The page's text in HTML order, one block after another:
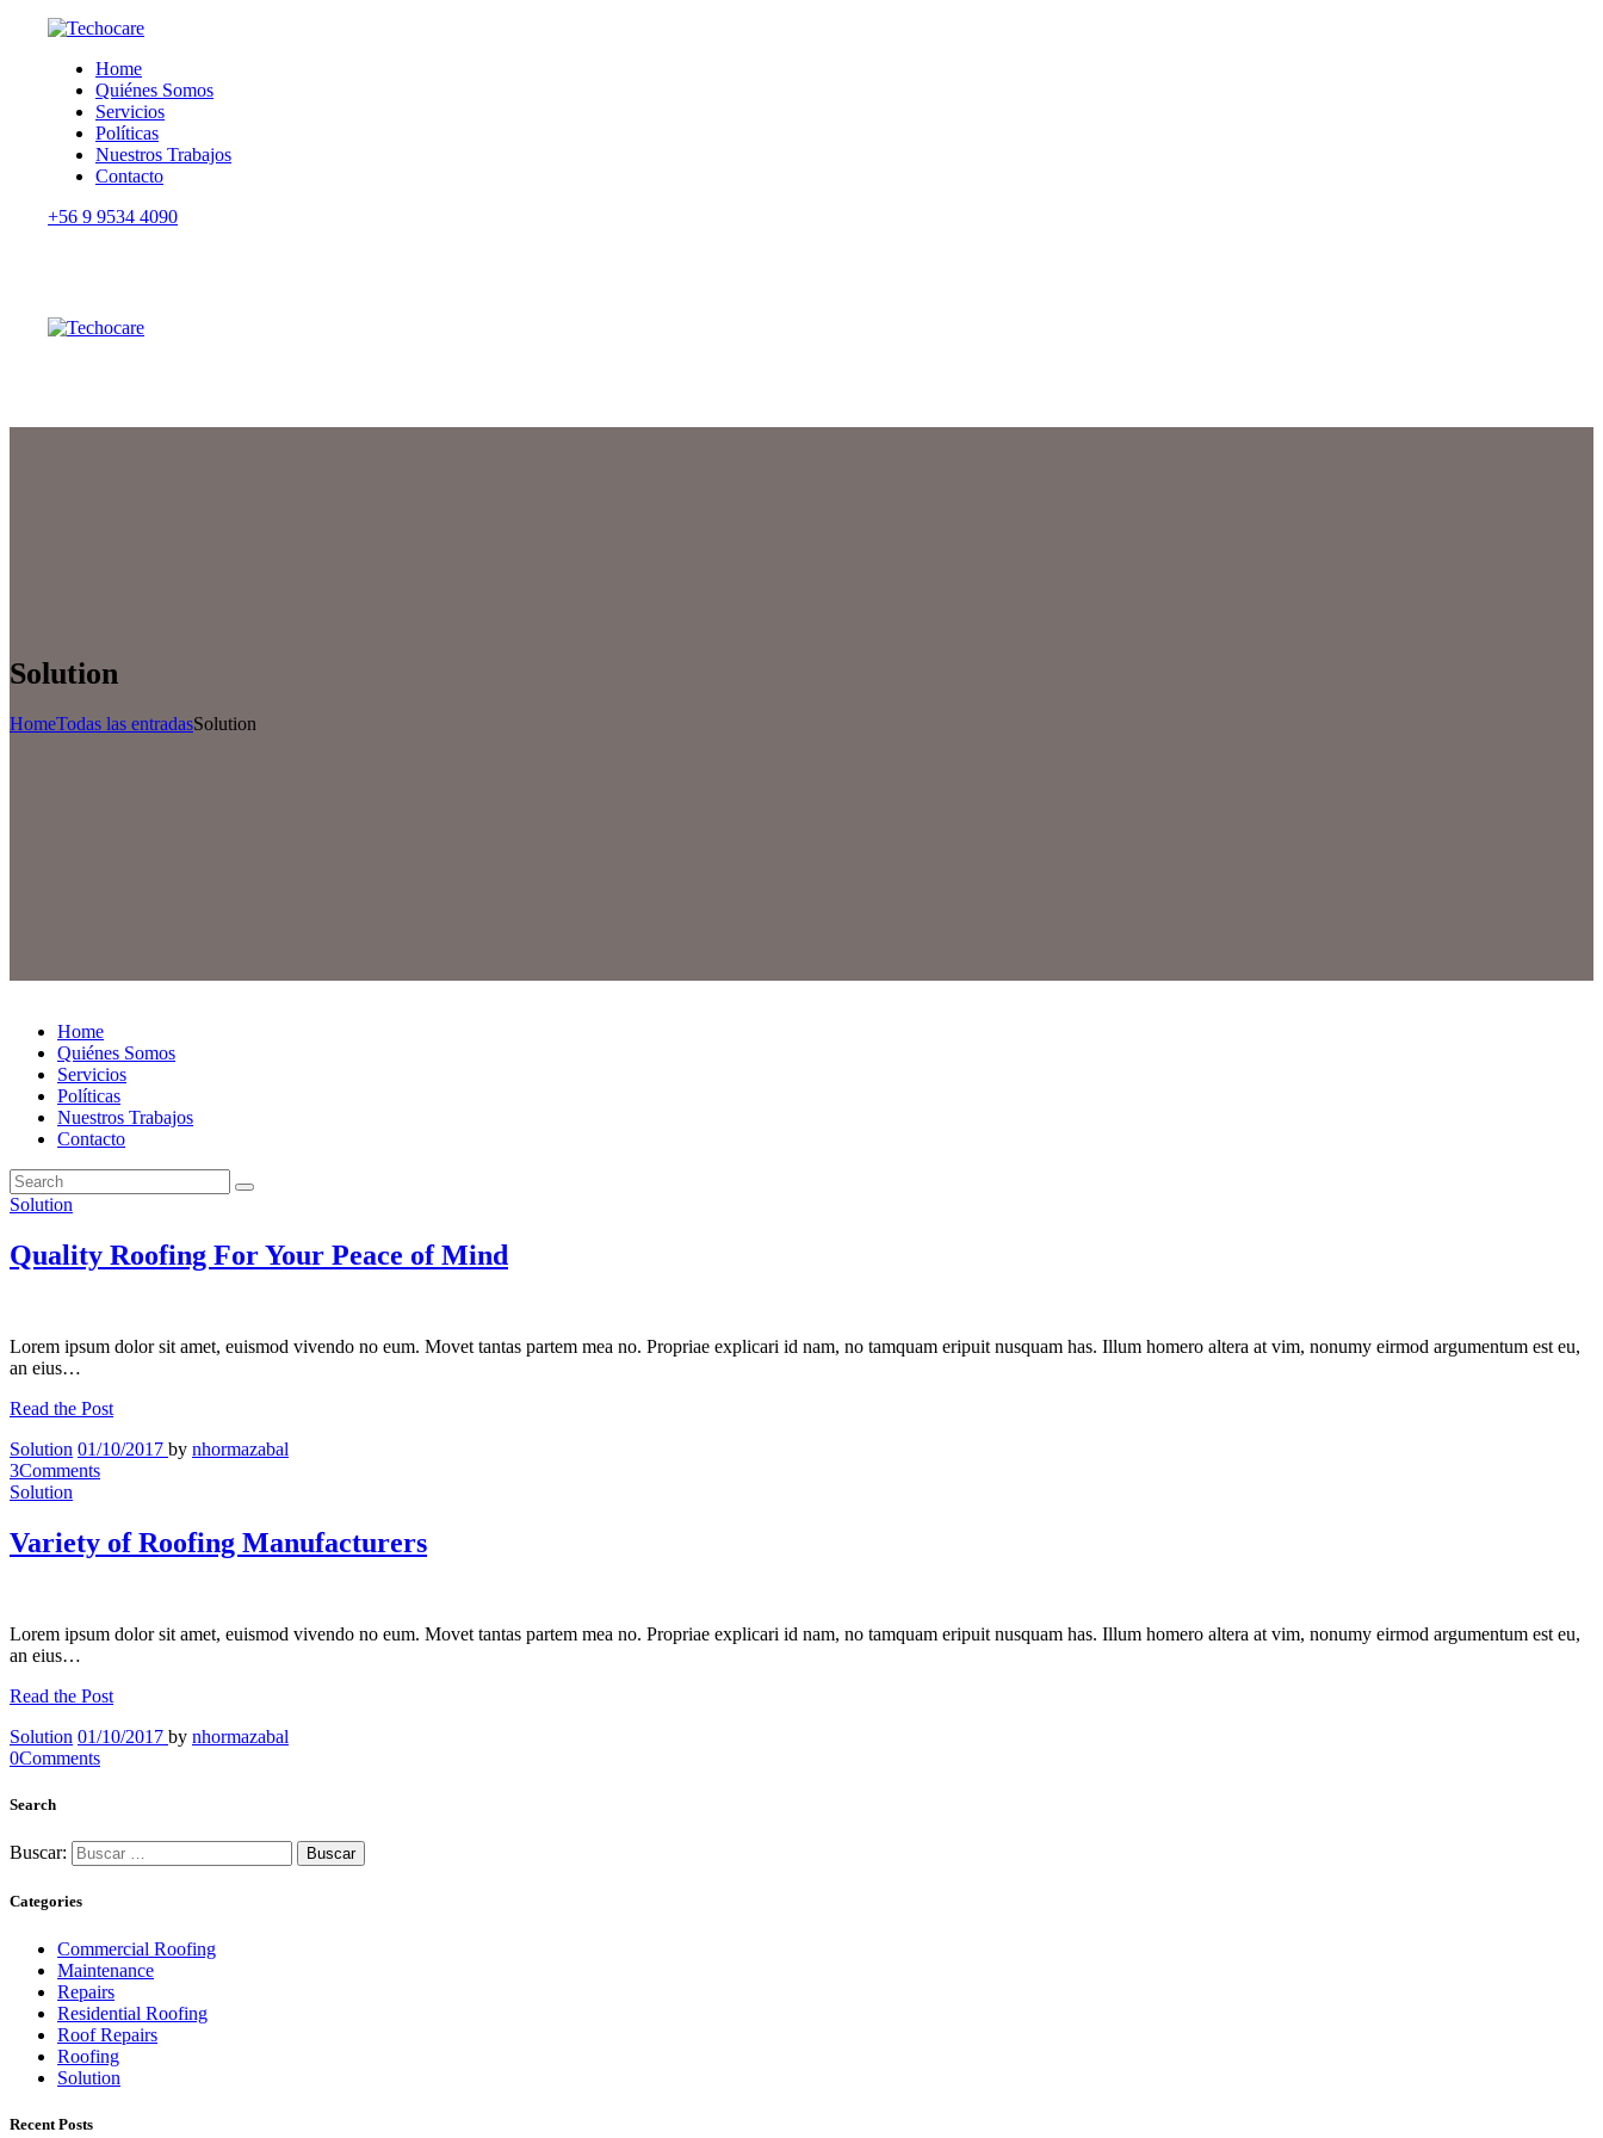
Home
Quiénes Somos
Servicios
Políticas
Nuestros Trabajos
Contacto
+56 9 9534 4090
Solution
HomeTodas las entradasSolution
Home
Quiénes Somos
Servicios
Políticas
Nuestros Trabajos
Contacto
Solution
Quality Roofing For Your Peace of Mind
Lorem ipsum dolor sit amet, euismod vivendo no eum. Movet tantas partem mea no. Propriae explicari id nam, no tamquam eripuit nusquam has. Illum homero altera at vim, nonumy eirmod argumentum est eu,
an eius…
Read the Post
Solution 01/10/2017 by nhormazabal
3Comments
Solution
Variety of Roofing Manufacturers
Lorem ipsum dolor sit amet, euismod vivendo no eum. Movet tantas partem mea no. Propriae explicari id nam, no tamquam eripuit nusquam has. Illum homero altera at vim, nonumy eirmod argumentum est eu,
an eius…
Read the Post
Solution 01/10/2017 by nhormazabal
0Comments
Search
Buscar:
Categories
Commercial Roofing
Maintenance
Repairs
Residential Roofing
Roof Repairs
Roofing
Solution
Recent Posts